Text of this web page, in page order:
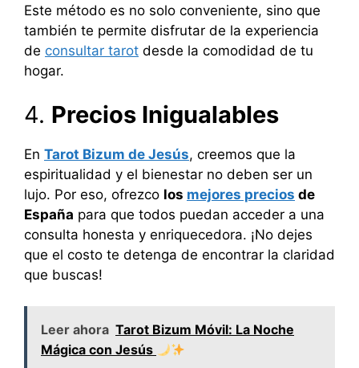
Este método es no solo conveniente, sino que
también te permite disfrutar de la experiencia
de consultar tarot desde la comodidad de tu
hogar.
4. Precios Inigualables
En Tarot Bizum de Jesús, creemos que la
espiritualidad y el bienestar no deben ser un
lujo. Por eso, ofrezco los mejores precios de
España para que todos puedan acceder a una
consulta honesta y enriquecedora. ¡No dejes
que el costo te detenga de encontrar la claridad
que buscas!
Leer ahora Tarot Bizum Móvil: La Noche
Mágica con Jesús